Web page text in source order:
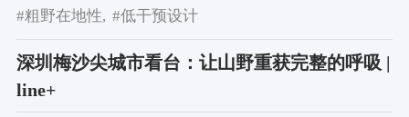
#粗野在地性, #低干预设计
深圳梅沙尖城市看台：让山野重获完整的呼吸 |
line+